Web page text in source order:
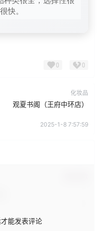
快。
0 0
化妆品
观夏书阁（王府中环店）
2025-1-8 7:57:59
能发表评论